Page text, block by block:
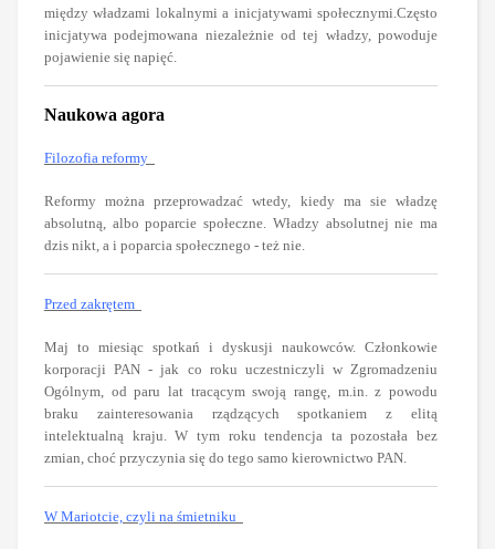
między władzami lokalnymi a inicjatywami społecznymi.Często
inicjatywa podejmowana niezależnie od tej władzy, powoduje
pojawienie się napięć.
Naukowa agora
Filozofia reformy
Reformy można przeprowadzać wtedy, kiedy ma sie władzę
absolutną, albo poparcie społeczne. Władzy absolutnej nie ma
dzis nikt, a i poparcia społecznego - też nie.
Przed zakrętem
Maj to miesiąc spotkań i dyskusji naukowców. Członkowie
korporacji PAN - jak co roku uczestniczyli w Zgromadzeniu
Ogólnym, od paru lat tracącym swoją rangę, m.in. z powodu
braku zainteresowania rządzących spotkaniem z elitą
intelektualną kraju. W tym roku tendencja ta pozostała bez
zmian, choć przyczynia się do tego samo kierownictwo PAN.
W Mariotcie, czyli na śmietniku